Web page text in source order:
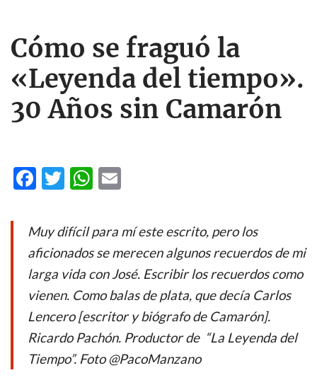
Cómo se fraguó la
«Leyenda del tiempo».
30 Años sin Camarón
F
e
b
o
o
k
T
itt
er
W
at
s
A
p
p
ail
Muy difícil para mí este escrito, pero los
aficionados se merecen algunos recuerdos de mi
larga vida con José. Escribir los recuerdos como
vienen. Como balas de plata, que decía Carlos
Lencero [escritor y biógrafo de Camarón].
Ricardo Pachón. Productor de “La Leyenda del
Tiempo”. Foto @PacoManzano